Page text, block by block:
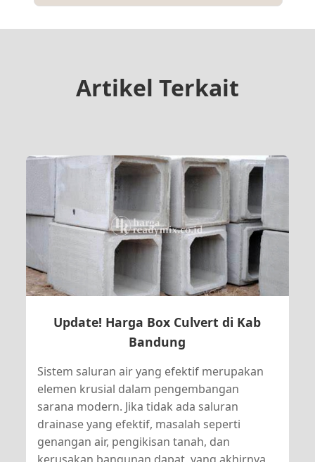
Artikel Terkait
Update! Harga Box Culvert di Kab
Bandung
Sistem saluran air yang efektif merupakan
elemen krusial dalam pengembangan
sarana modern. Jika tidak ada saluran
drainase yang efektif, masalah seperti
genangan air, pengikisan tanah, dan